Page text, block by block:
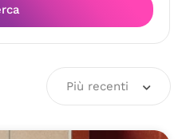
Più recenti